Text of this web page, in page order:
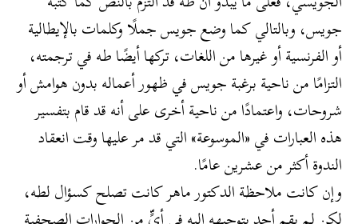
جويس، وبالتالي كما وضع جويس جملًا وكلمات بالإيطالية
أو الفرنسية أو غيرها من اللغات، تركها أيضًا طه في ترجمته،
التزامًا من ناحية برغبة جويس في ظهور أعماله بدون هوامش أو
شروحات، واعتمادًا من ناحية أخرى على أنه قد قام بتفسير
هذه العبارات في «الموسوعة» التي قد مر عليها وقت انعقاد
الندوة أكثر من عشرين عامًا.
وإن كانت ملاحظة الدكتور ماهر كانت تصلح كسؤال لطه،